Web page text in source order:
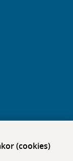
(cookies)